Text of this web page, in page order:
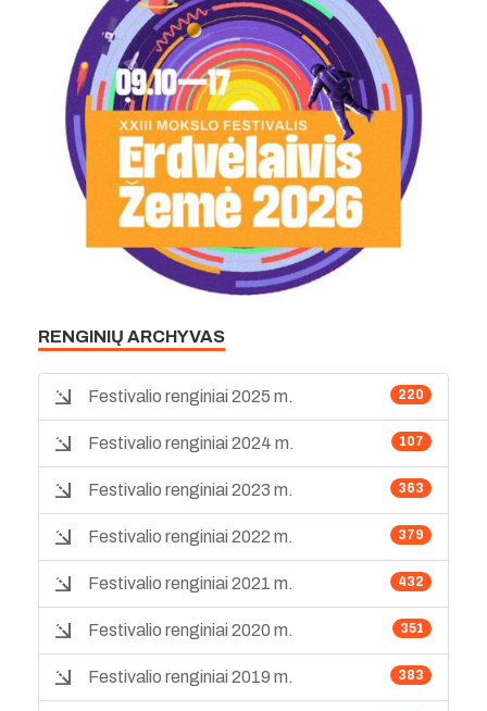
RENGINIŲ ARCHYVAS
220
Festivalio renginiai 2025 m.
107
Festivalio renginiai 2024 m.
363
Festivalio renginiai 2023 m.
379
Festivalio renginiai 2022 m.
432
Festivalio renginiai 2021 m.
351
Festivalio renginiai 2020 m.
383
Festivalio renginiai 2019 m.